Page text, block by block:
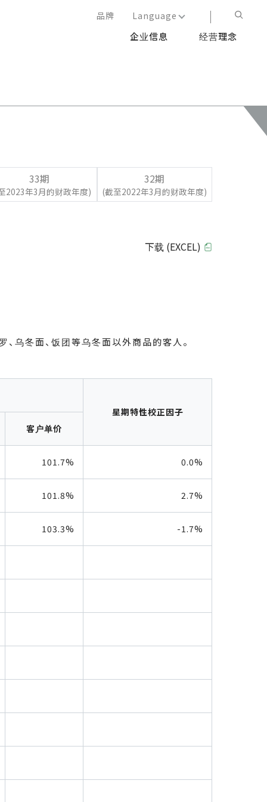
品牌
Language
日本語
企业信息 经营理念
33期
2023年3月的财政年度)
32期
(截至2022年3月的财政年度)
下载 (EXCEL)
乌冬面、饭团等乌冬面以外商品的客人。
星期特性校正因子
客户单价
101.7% 0.0%
101.8% 2.7%
103.3% -1.7%